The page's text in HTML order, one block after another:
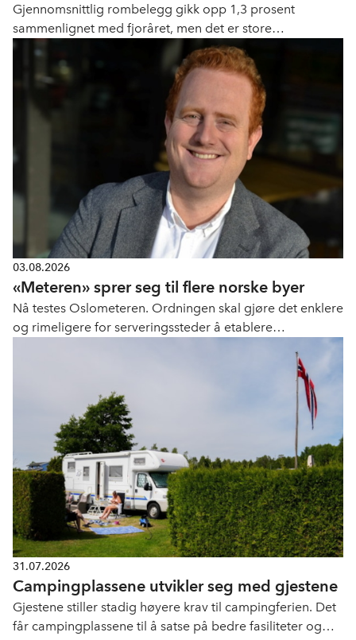
Gjennomsnittlig rombelegg gikk opp 1,3 prosent
sammenlignet med fjoråret, men det er store
geografiske forskjeller.
03.08.2026
«Meteren» sprer seg til flere norske byer
Nå testes Oslometeren. Ordningen skal gjøre det enklere
og rimeligere for serveringssteder å etablere
31.07.2026
Campingplassene utvikler seg med gjestene
Gjestene stiller stadig høyere krav til campingferien. Det
får campingplassene til å satse på bedre fasiliteter og